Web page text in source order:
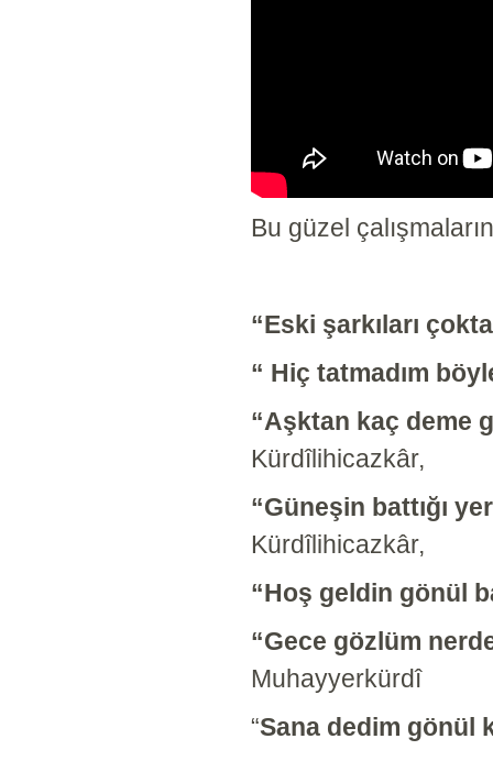
Bu güzel
“Eski
“ Hiç
“Aşktan kaç
Kürdîlihicazkâr,
“Güneşin battığı
Kürdîlihicazkâr,
“Hoş geldin gönül
“Gece gözlüm
Muhayyerkürdî
“Sana dedim gönül